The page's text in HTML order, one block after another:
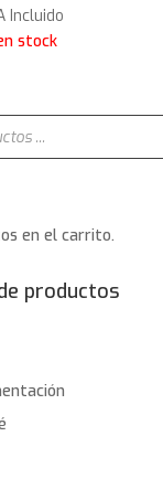
Incluido
stock
en el carrito.
productos